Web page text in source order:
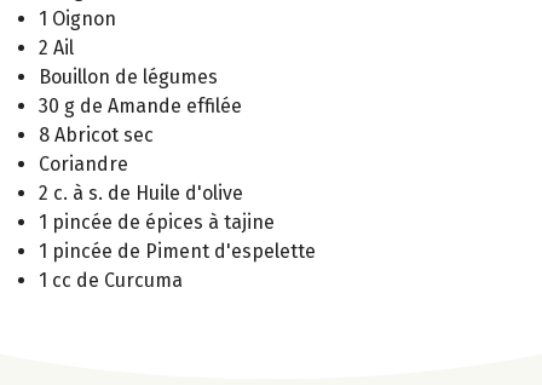
1 Oignon
2 Ail
Bouillon de légumes
30 g de Amande effilée
8 Abricot sec
Coriandre
2 c. à s. de Huile d'olive
1 pincée de épices à tajine
1 pincée de Piment d'espelette
1 cc de Curcuma